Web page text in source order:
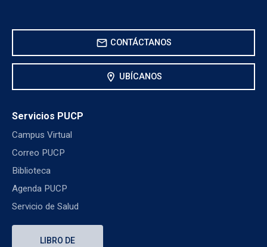
mail CONTÁCTANOS
location_on UBÍCANOS
Servicios PUCP
Campus Virtual
Correo PUCP
Biblioteca
Agenda PUCP
Servicio de Salud
LIBRO DE